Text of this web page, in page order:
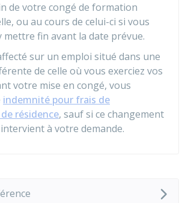
de votre congé de formation
ou au cours de celui-ci si vous
mettre fin avant la date prévue.
sur un emploi situé dans une
de celle où vous exerciez vos
votre mise en congé, vous
indemnité pour frais de
résidence, sauf si ce changement
à votre demande.